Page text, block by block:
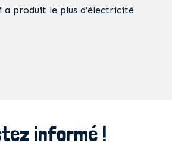
a produit le plus d’électricité
informé !